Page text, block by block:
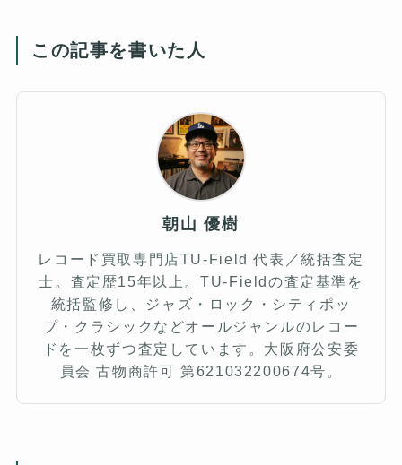
この記事を書いた人
朝山 優樹
レコード買取専門店TU-Field 代表／統括査定
士。査定歴15年以上。TU-Fieldの査定基準を
統括監修し、ジャズ・ロック・シティポッ
プ・クラシックなどオールジャンルのレコー
ドを一枚ずつ査定しています。大阪府公安委
員会 古物商許可 第621032200674号。